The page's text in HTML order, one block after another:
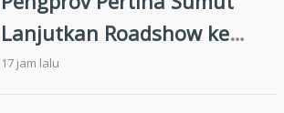
Ombudsman RI tahun 2026
Lanjutkan Roadshow ke
Gunung Tua, Konsolidasi
Bersama Pengkab Paluta
17 jam lalu